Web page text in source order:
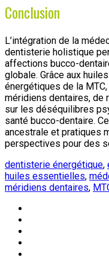
Conclusion
L’intégration de la
dentisterie holistique
affections bucco-
globale. Grâce aux
énergétiques de la
méridiens dentaires, de
sur les déséquilibres
santé bucco-dentaire.
ancestrale et pratiques
perspectives pour des
dentisterie énergétique,
huiles essentielles,
méridiens dentaires,